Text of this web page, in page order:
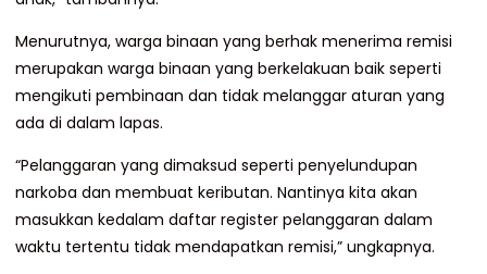
Menurutnya, warga binaan yang berhak menerima remisi
merupakan warga binaan yang berkelakuan baik seperti
mengikuti pembinaan dan tidak melanggar aturan yang
ada di dalam lapas.
“Pelanggaran yang dimaksud seperti penyelundupan
narkoba dan membuat keributan. Nantinya kita akan
masukkan kedalam daftar register pelanggaran dalam
waktu tertentu tidak mendapatkan remisi,” ungkapnya.